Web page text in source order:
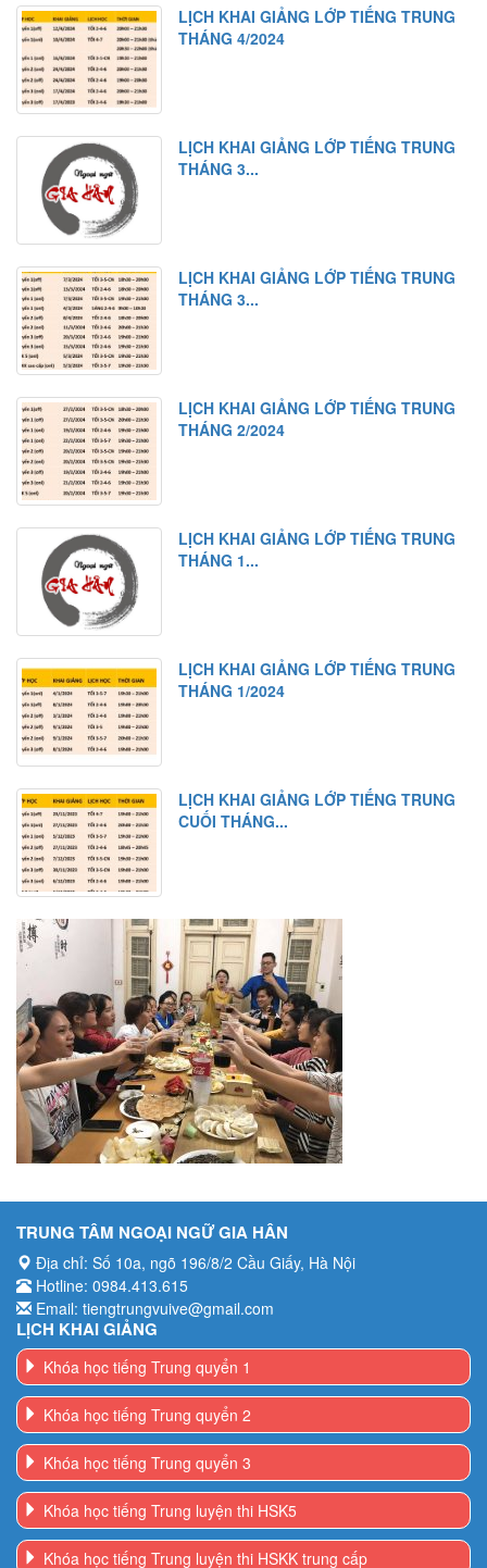
LỊCH KHAI GIẢNG LỚP TIẾNG TRUNG
THÁNG 4/2024
LỊCH KHAI GIẢNG LỚP TIẾNG TRUNG
THÁNG 3...
LỊCH KHAI GIẢNG LỚP TIẾNG TRUNG
THÁNG 3...
LỊCH KHAI GIẢNG LỚP TIẾNG TRUNG
THÁNG 2/2024
LỊCH KHAI GIẢNG LỚP TIẾNG TRUNG
THÁNG 1...
LỊCH KHAI GIẢNG LỚP TIẾNG TRUNG
THÁNG 1/2024
LỊCH KHAI GIẢNG LỚP TIẾNG TRUNG
CUỐI THÁNG...
TRUNG TÂM NGOẠI NGỮ GIA HÂN
Địa chỉ: Số 10a, ngõ 196/8/2 Cầu Giấy, Hà Nội
Hotline: 0984.413.615
Email: tiengtrungvuive@gmail.com
LỊCH KHAI GIẢNG
Khóa học tiếng Trung quyển 1
Khóa học tiếng Trung quyển 2
Khóa học tiếng Trung quyển 3
Khóa học tiếng Trung luyện thi HSK5
Khóa học tiếng Trung luyện thi HSKK trung cấp